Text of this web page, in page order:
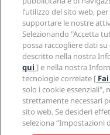
Opportunità di lavoro in
The Club by RHG
Opportunità di sviluppo
Responsible Business
Approvvigionamento
Termini e condizioni di
Termini e condizioni di
Accessibilità digitale
Dichiarazione sulla
Avvisi per i consumatori
Contatti
Domande frequenti
Mappa del sito
Social media
Marchi Radisson Hotels
l’utilizzo del sito web,
supportare le nostre
Selezionando "Accetta
possa raccogliere dati
descritto nella nostra
qui] e nella nostra
tecnologie correlate [
solo i cookie essenziali",
strettamente necessari
sito web. Se desideri
seleziona “Impostazioni